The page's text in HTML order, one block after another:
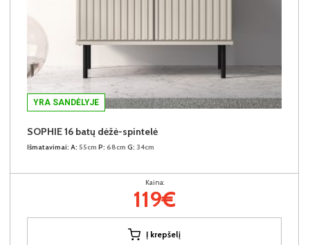
YRA SANDĖLYJE
SOPHIE 16 batų dėžė-spintelė
Išmatavimai: A: 55cm P: 68cm G: 34cm
Kaina:
119€
Į krepšelį